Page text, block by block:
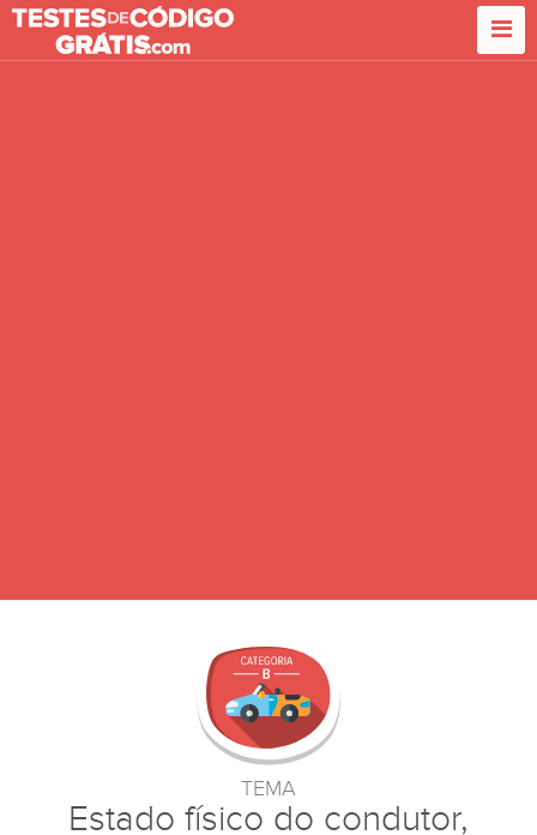
TEMA
Estado físico do condutor,